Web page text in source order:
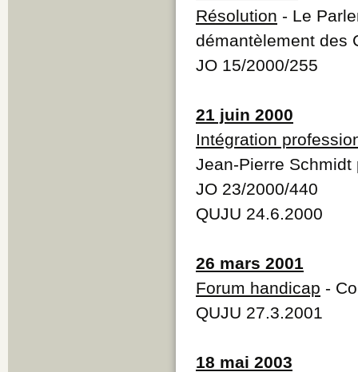
Résolution - Le
démantèlement des
JO 15/2000/255
21 juin 2000
Intégration
Jean-Pierre
JO 23/2000/440
QUJU 24.6.2000
26 mars 2001
Forum handicap -
QUJU 27.3.2001
18 mai 2003